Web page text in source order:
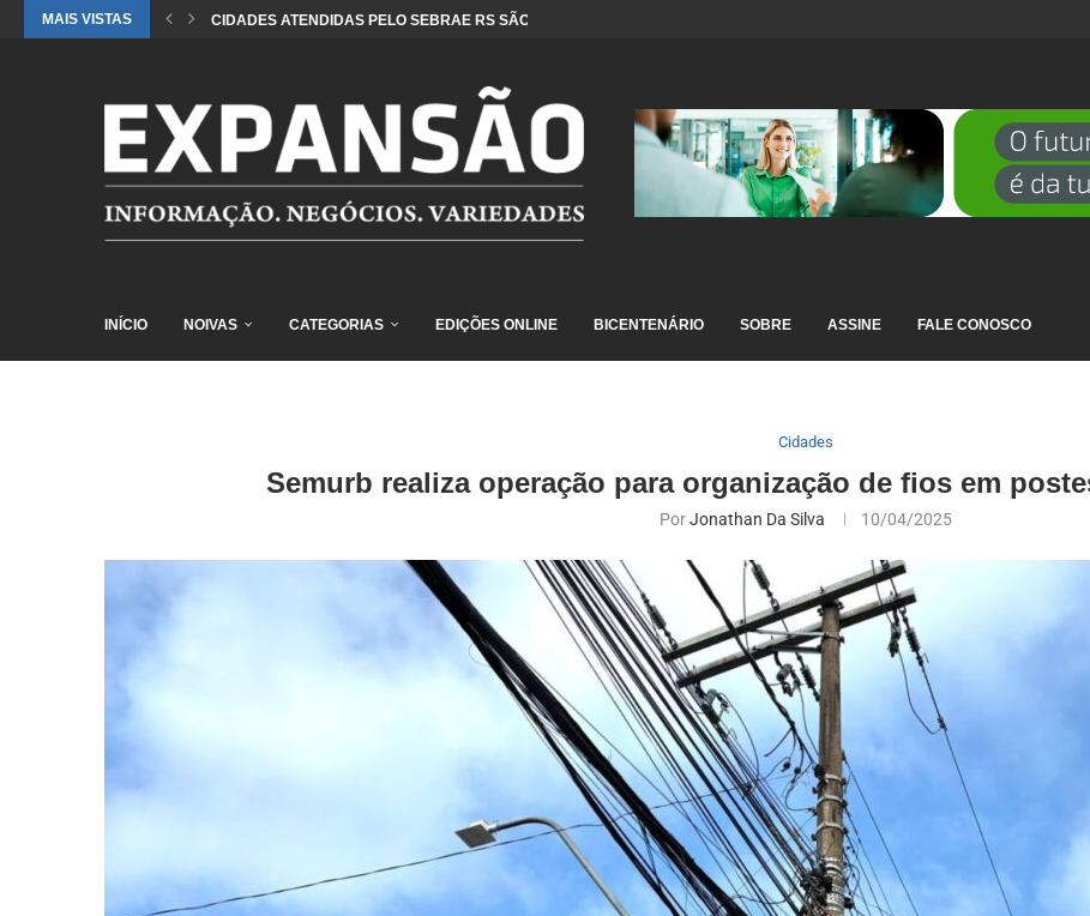
MAIS VISTAS CIDADES ATENDIDAS PELO SEBRAE RS SÃO DESTAQUE EM RANKING NACIONAL...
INÍCIO NOIVAS CATEGORIAS EDIÇÕES ONLINE BICENTENÁRIO SOBRE ASSINE FALE CONOSCO
Cidades
Semurb realiza operação para organização de fios em
PorJonathan Da Silva 10/04/2025